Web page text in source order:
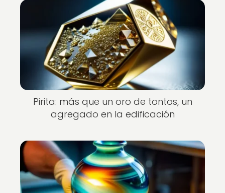
Pirita: más que un oro de tontos, un
agregado en la edificación